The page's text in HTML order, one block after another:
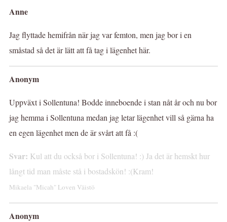
Anne
Jag flyttade hemifrån när jag var femton, men jag bor i en
småstad så det är lätt att få tag i lägenhet här.
Anonym
Uppväxt i Sollentuna! Bodde inneboende i stan nåt år och nu bor
jag hemma i Sollentuna medan jag letar lägenhet vill så gärna ha
en egen lägenhet men de är svårt att få :(
Svar: Kul att du också bor i Sollentuna! :) Ja det är hemskt hur
långt tid man måste stå i bostadskön! :(Kram!
Mikaela "Micah" Loven Väistö
Anonym